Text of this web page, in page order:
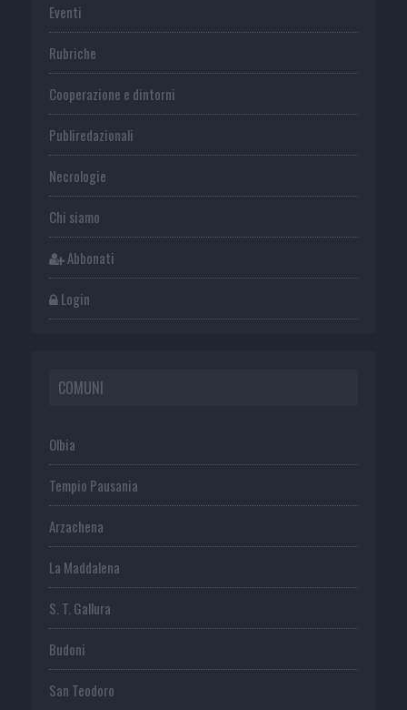
Eventi
Rubriche
Cooperazione e dintorni
Publiredazionali
Necrologie
Chi siamo
Abbonati
Login
COMUNI
Olbia
Tempio Pausania
Arzachena
La Maddalena
S. T. Gallura
Budoni
San Teodoro